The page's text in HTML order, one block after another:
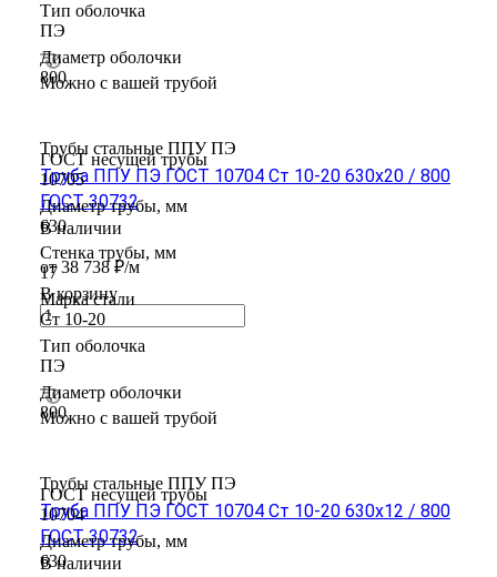
Тип оболочка
ПЭ
Диаметр оболочки
800
ГОСТ несущей трубы
10705
Диаметр трубы, мм
630
Стенка трубы, мм
17
Марка стали
Ст 10-20
Тип оболочка
ПЭ
Диаметр оболочки
800
ГОСТ несущей трубы
10704
Диаметр трубы, мм
630
Можно с вашей трубой
Трубы стальные ППУ ПЭ
Труба ППУ ПЭ ГОСТ 10704 Ст 10-20 630x20 / 800
ГОСТ 30732
В наличии
от 38 738 ₽/м
В корзину
Можно с вашей трубой
Трубы стальные ППУ ПЭ
Труба ППУ ПЭ ГОСТ 10704 Ст 10-20 630x12 / 800
ГОСТ 30732
В наличии